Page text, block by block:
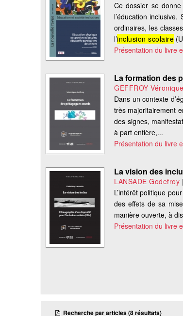
Ce dossier se
l’éducation
ordinaires, les
l’inclusion scolaire
Présentation du livre
La formation des
GEFFROY Véronique
Dans un contexte
très majoritairement
des signes,
à part entière,...
Présentation du livre
La vision des
LANSADE Godefroy |
L’intérêt politique pour
des effets de sa
manière ouverte, à
Présentation du livre
Recherche par articles (8 résultats)